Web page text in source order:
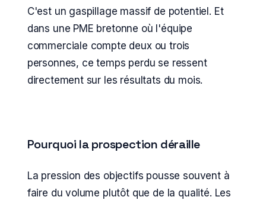
C'est un gaspillage massif de potentiel. Et
dans une PME bretonne où l'équipe
commerciale compte deux ou trois
personnes, ce temps perdu se ressent
directement sur les résultats du mois.
Pourquoi la prospection déraille
La pression des objectifs pousse souvent à
faire du volume plutôt que de la qualité. Les